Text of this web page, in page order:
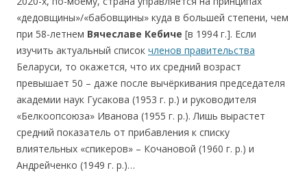
«дедовщины»/«бабовщины» куда в большей степени, чем
при 58-летнем Вячеславе Кебиче [в 1994 г.]. Если
изучить актуальный список членов правительства
Беларуси, то окажется, что их средний возраст
превышает 50 – даже после вычёркивания председателя
академии наук Гусакова (1953 г. р.) и руководителя
«Белкоопсоюза» Иванова (1955 г. р.). Лишь вырастет
средний показатель от прибавления к списку
влиятельных «спикеров» – Кочановой (1960 г. р.) и
Андрейченко (1949 г. р.)…